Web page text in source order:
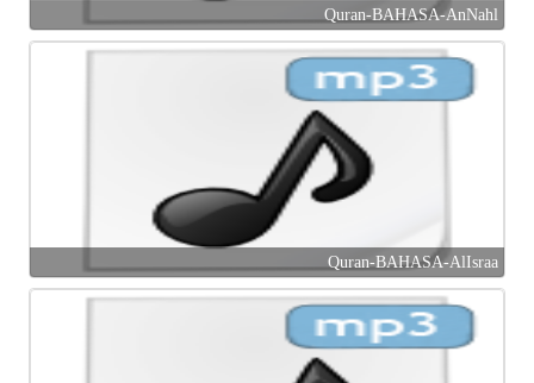
Quran-BAHASA-AnNahl
Quran-BAHASA-AlIsraa